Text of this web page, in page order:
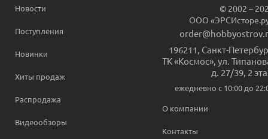
Новости
Поступления
Новинки
Хиты продаж
Распродажа
Видеообзоры
© 2002 –
ООО
196211, Санкт-
ТК «Космос», ул.
д. 27/39, 2
ежедневно c 10:00 до
О компании
Контакты